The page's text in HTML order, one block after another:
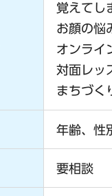
覚えてし
お顔の悩
オンライ
対面レッ
まちづく
年齢、性
要相談